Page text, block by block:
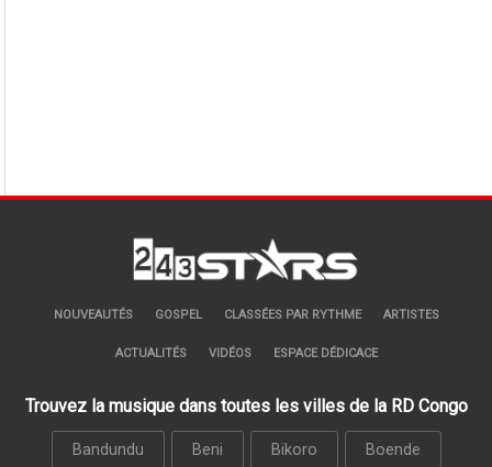
NOUVEAUTÉS GOSPEL CLASSÉES PAR RYTHME ARTISTES
ACTUALITÉS VIDÉOS ESPACE DÉDICACE
Trouvez la musique dans toutes les villes de la RD Congo
Bandundu Beni Bikoro Boende